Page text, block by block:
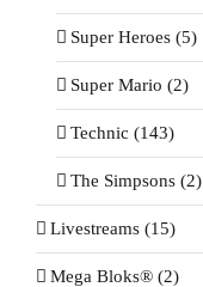
Super Heroes (5)
Super Mario (2)
Technic (143)
The Simpsons (2)
Livestreams (15)
Mega Bloks® (2)